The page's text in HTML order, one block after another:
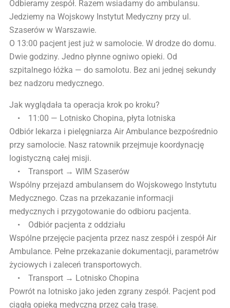
Odbieramy zespół. Razem wsiadamy do ambulansu.
Jedziemy na Wojskowy Instytut Medyczny przy ul.
Szaserów w Warszawie.
O 13:00 pacjent jest już w samolocie. W drodze do domu.
Dwie godziny. Jedno płynne ogniwo opieki. Od
szpitalnego łóżka — do samolotu. Bez ani jednej sekundy
bez nadzoru medycznego.
Jak wyglądała ta operacja krok po kroku?
• 11:00 — Lotnisko Chopina, płyta lotniska
Odbiór lekarza i pielęgniarza Air Ambulance bezpośrednio
przy samolocie. Nasz ratownik przejmuje koordynację
logistyczną całej misji.
• Transport → WIM Szaserów
Wspólny przejazd ambulansem do Wojskowego Instytutu
Medycznego. Czas na przekazanie informacji
medycznych i przygotowanie do odbioru pacjenta.
• Odbiór pacjenta z oddziału
Wspólne przejęcie pacjenta przez nasz zespół i zespół Air
Ambulance. Pełne przekazanie dokumentacji, parametrów
życiowych i zaleceń transportowych.
• Transport → Lotnisko Chopina
Powrót na lotnisko jako jeden zgrany zespół. Pacjent pod
ciągłą opieką medyczną przez całą trasę.